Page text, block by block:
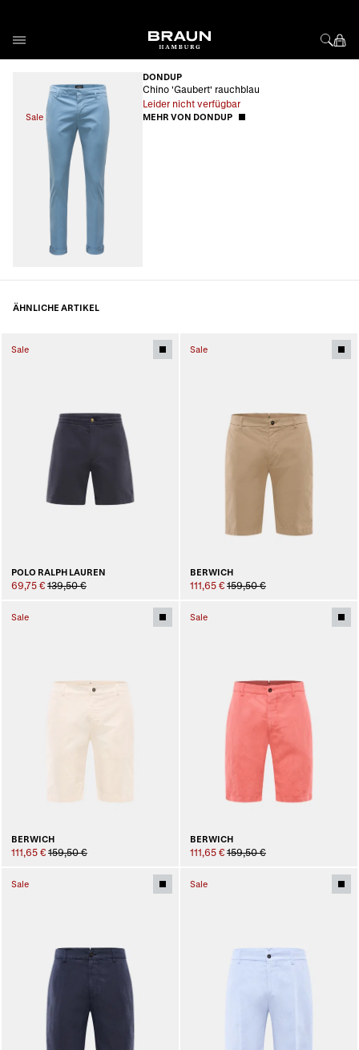
Sale
DONDUP
Chino 'Gaubert' rauchblau
Leider nicht verfügbar
MEHR VON DONDUP
ÄHNLICHE ARTIKEL
Sale
POLO RALPH LAUREN
69,75 € 139,50 €
Sale
BERWICH
111,65 € 159,50 €
Sale
BERWICH
111,65 € 159,50 €
Sale
BERWICH
111,65 € 159,50 €
Sale Sale